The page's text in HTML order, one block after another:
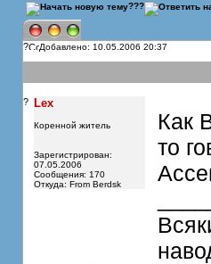
???
?
Добавлено: 10.05.2006 20:37
? Lex
Коренной житель
Зарегистрирован:
07.05.2006
Сообщения: 170
Откуда: From Berdsk
Как
то